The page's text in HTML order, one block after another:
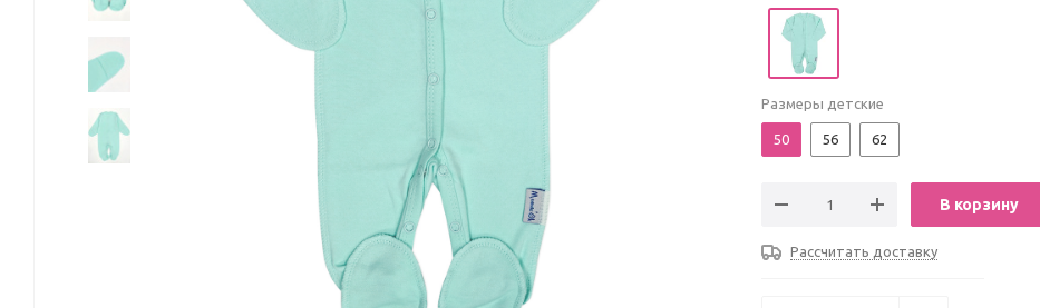
Размеры детские
50 56 62
В корзину
Рассчитать доставку